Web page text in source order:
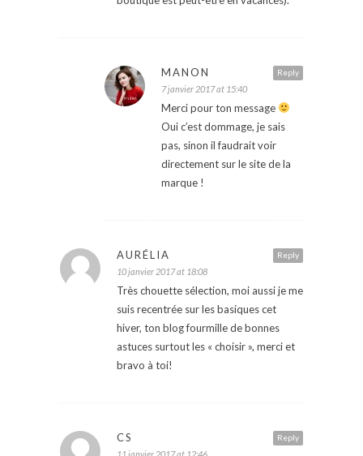
Reply
MANON
7 janvier 2017 at 15:40
Merci pour ton message
Oui c’est dommage, je sais
pas, sinon il faudrait voir
directement sur le site de la
marque !
Reply
AURÉLIA
10 janvier 2017 at 18:08
Très chouette sélection, moi aussi je me
suis recentrée sur les basiques cet
hiver, ton blog fourmille de bonnes
astuces surtout les « choisir », merci et
bravo à toi!
Reply
CS